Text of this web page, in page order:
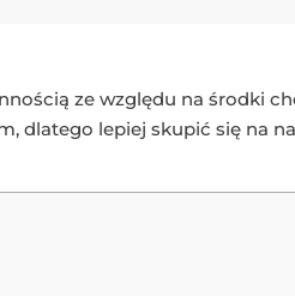
ze względu na środki
dlatego lepiej skupić się na